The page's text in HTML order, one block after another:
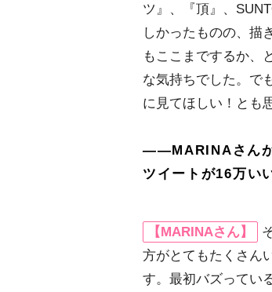
ツ』、『頂』、
しかったものの、描
もここまでするか、
な気持ちでした。で
に見てほしい！とも
――MARINAさんが
ツイートが16万い
【MARINAさん】
方がとてもたくさん
す。最初バズってい